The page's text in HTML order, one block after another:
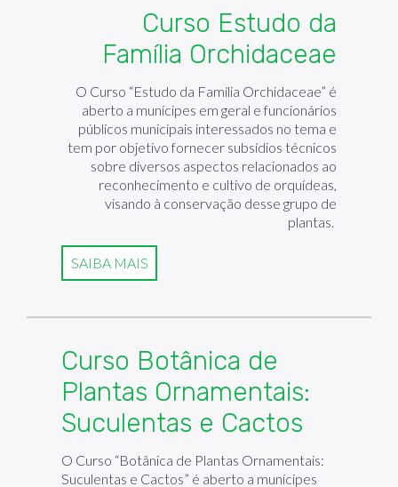
Curso Estudo da
Família Orchidaceae
O Curso “Estudo da Família Orchidaceae” é
aberto a munícipes em geral e funcionários
públicos municipais interessados no tema e
tem por objetivo fornecer subsídios técnicos
sobre diversos aspectos relacionados ao
reconhecimento e cultivo de orquídeas,
visando à conservação desse grupo de
plantas.
SAIBA MAIS
Curso Botânica de
Plantas Ornamentais:
Suculentas e Cactos
O Curso “Botânica de Plantas Ornamentais:
Suculentas e Cactos” é aberto a munícipes